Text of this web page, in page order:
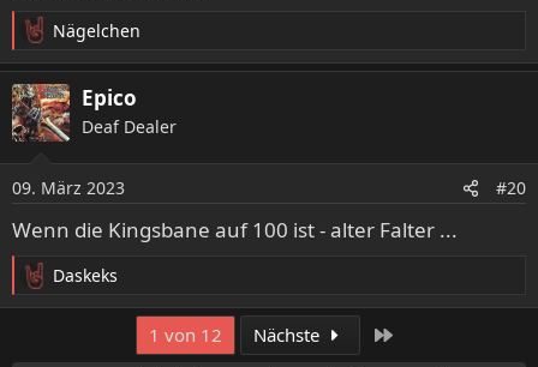
R
e
a
k
t
n
e
n
Nägelchen
Epico
Deaf Dealer
09. März 2023 #20
Wenn die Kingsbane auf 100 ist - alter Falter ...
R
e
Daskeks
1 von 12 Nächste